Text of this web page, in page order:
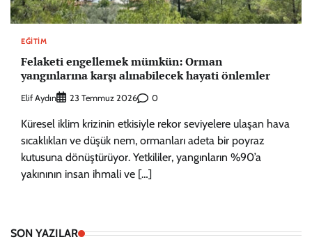
EĞITIM
Felaketi engellemek mümkün: Orman
yangınlarına karşı alınabilecek hayati önlemler
Elif Aydın 23 Temmuz 2026 0
Küresel iklim krizinin etkisiyle rekor seviyelere ulaşan hava
sıcaklıkları ve düşük nem, ormanları adeta bir poyraz
kutusuna dönüştürüyor. Yetkililer, yangınların %90’a
yakınının insan ihmali ve […]
SON YAZILAR